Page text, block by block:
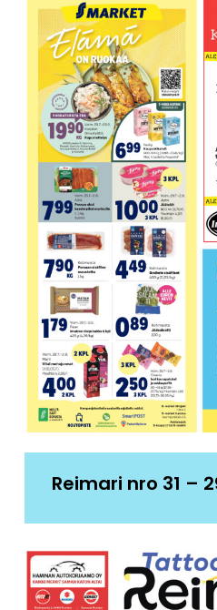
Reimari nro 31 –